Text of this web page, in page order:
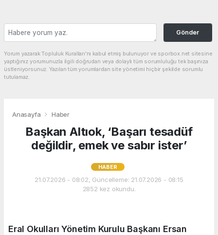
Gönder
Yorum yazarak Topluluk Kuralları’nı kabul etmiş bulunuyor ve sporbox.net sitesine
yaptığınız yorumunuzla ilgili doğrudan veya dolaylı tüm sorumluluğu tek başınıza
üstleniyorsunuz. Yazılan tüm yorumlardan site yönetimi hiçbir şekilde sorumlu
tutulamaz.
Anasayfa Haber
Başkan Altıok, ‘Başarı tesadüf
değildir, emek ve sabır ister’
HABER
21.07.2026 - 08:02, Güncelleme: 21.07.2026 - 08:15
2852 kez okundu.
Eral Okulları Yönetim Kurulu Başkanı Ersan